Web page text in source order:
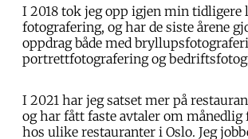
I 2018 tok jeg opp igjen min tidligere
fotografering, og har de siste årene
oppdrag både med
portrettfotografering og
I 2021 har jeg satset mer på
og har fått faste avtaler om
hos ulike restauranter i Oslo. Jeg